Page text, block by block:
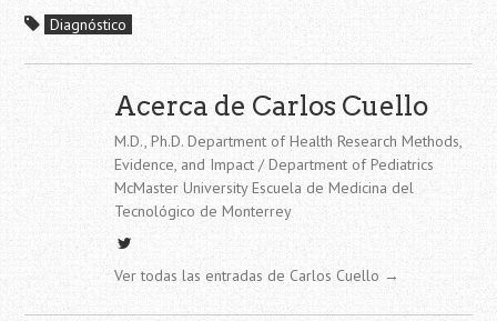
Diagnóstico
Acerca de Carlos Cuello
M.D., Ph.D. Department of Health Research Methods,
Evidence, and Impact / Department of Pediatrics
McMaster University Escuela de Medicina del
Tecnológico de Monterrey
Ver todas las entradas de Carlos Cuello →